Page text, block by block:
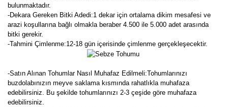
bulunmaktadır.
-Dekara Gereken Bitki Adedi:1 dekar için ortalama dikim mesafesi ve
arazi koşullarına bağlı olmakla beraber 4.500 ile 5.000 adet arasında
bitki gerekir.
-Tahmini Çimlenme:12-18 gün içerisinde çimlenme gerçekleşecektir.
-Satın Alınan Tohumlar Nasıl Muhafaz Edilmeli:Tohumlarınızı
buzdolabınızın meyve saklama kısmında rahatlıkla muhafaza
edebilirsiniz. Bu şekilde tohumlarınızı 2-3 çeşide göre muhafaza
edebilirsiniz.